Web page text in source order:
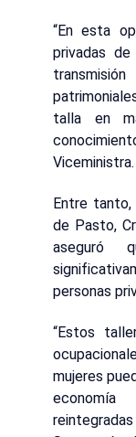
“En esta
privadas
talla en
Viceministra.
Entre
de Pasto,
aseguró
personas
“Estos
mujeres